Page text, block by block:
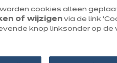
cookies alleen
of wijzigen via de link
knop linksonder op